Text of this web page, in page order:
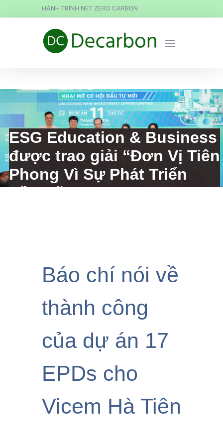
HÀNH TRÌNH NET ZERO CARBON
ESG Education & Business
được trao giải “Đơn Vị Tiên
Phong Vì Sự Phát Triển
Bền Vững”
Báo chí nói về
thành công
của dự án 17
EPDs cho
Vicem Hà Tiên